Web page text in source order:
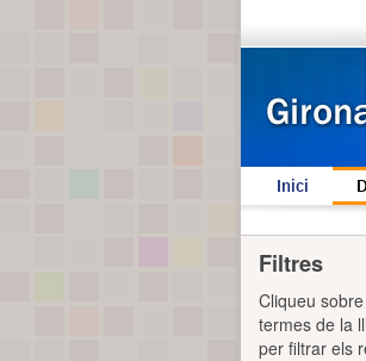
Inici
Filtres
Cliqueu
termes de la
per filtrar els